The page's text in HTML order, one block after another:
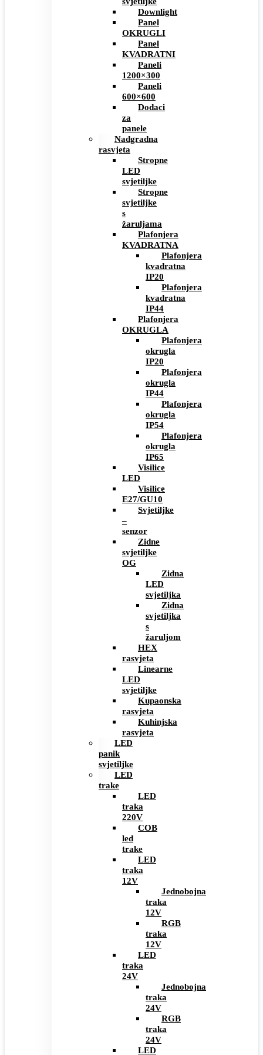
Downlight
Panel
OKRUGLI
Panel
KVADRATNI
Paneli
1200×300
Paneli
600×600
Dodaci
za
panele
Nadgradna
rasvjeta
Stropne
LED
svjetiljke
Stropne
svjetiljke
s
žaruljama
Plafonjera
KVADRATNA
Plafonjera
kvadratna
IP20
Plafonjera
kvadratna
IP44
Plafonjera
OKRUGLA
Plafonjera
okrugla
IP20
Plafonjera
okrugla
IP44
Plafonjera
okrugla
IP54
Plafonjera
okrugla
IP65
Visilice
LED
Visilice
E27/GU10
Svjetiljke
–
senzor
Zidne
svjetiljke
OG
Zidna
LED
svjetiljka
Zidna
svjetiljka
s
žaruljom
HEX
rasvjeta
Linearne
LED
svjetiljke
Kupaonska
rasvjeta
Kuhinjska
rasvjeta
LED
panik
svjetiljke
LED
trake
LED
traka
220V
COB
led
trake
LED
traka
12V
Jednobojna
traka
12V
RGB
traka
12V
LED
traka
24V
Jednobojna
traka
24V
RGB
traka
24V
LED